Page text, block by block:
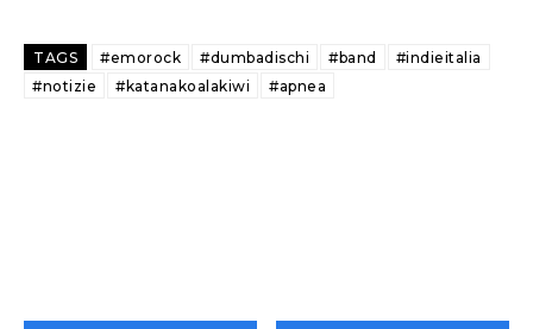
TAGS #emorock #dumbadischi #band
#indieitalia
#notizie
#katanakoalakiwi #apnea